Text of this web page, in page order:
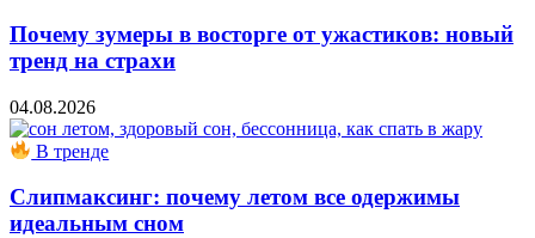
Почему зумеры в восторге от ужастиков: новый
тренд на страхи
04.08.2026
В тренде
Слипмаксинг: почему летом все одержимы
идеальным сном